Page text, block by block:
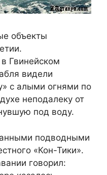
объекты
Гвинейском
видели
с алыми огнями по
неподалеку от
под воду.
подводными
«Кон-Тики».
говорил: